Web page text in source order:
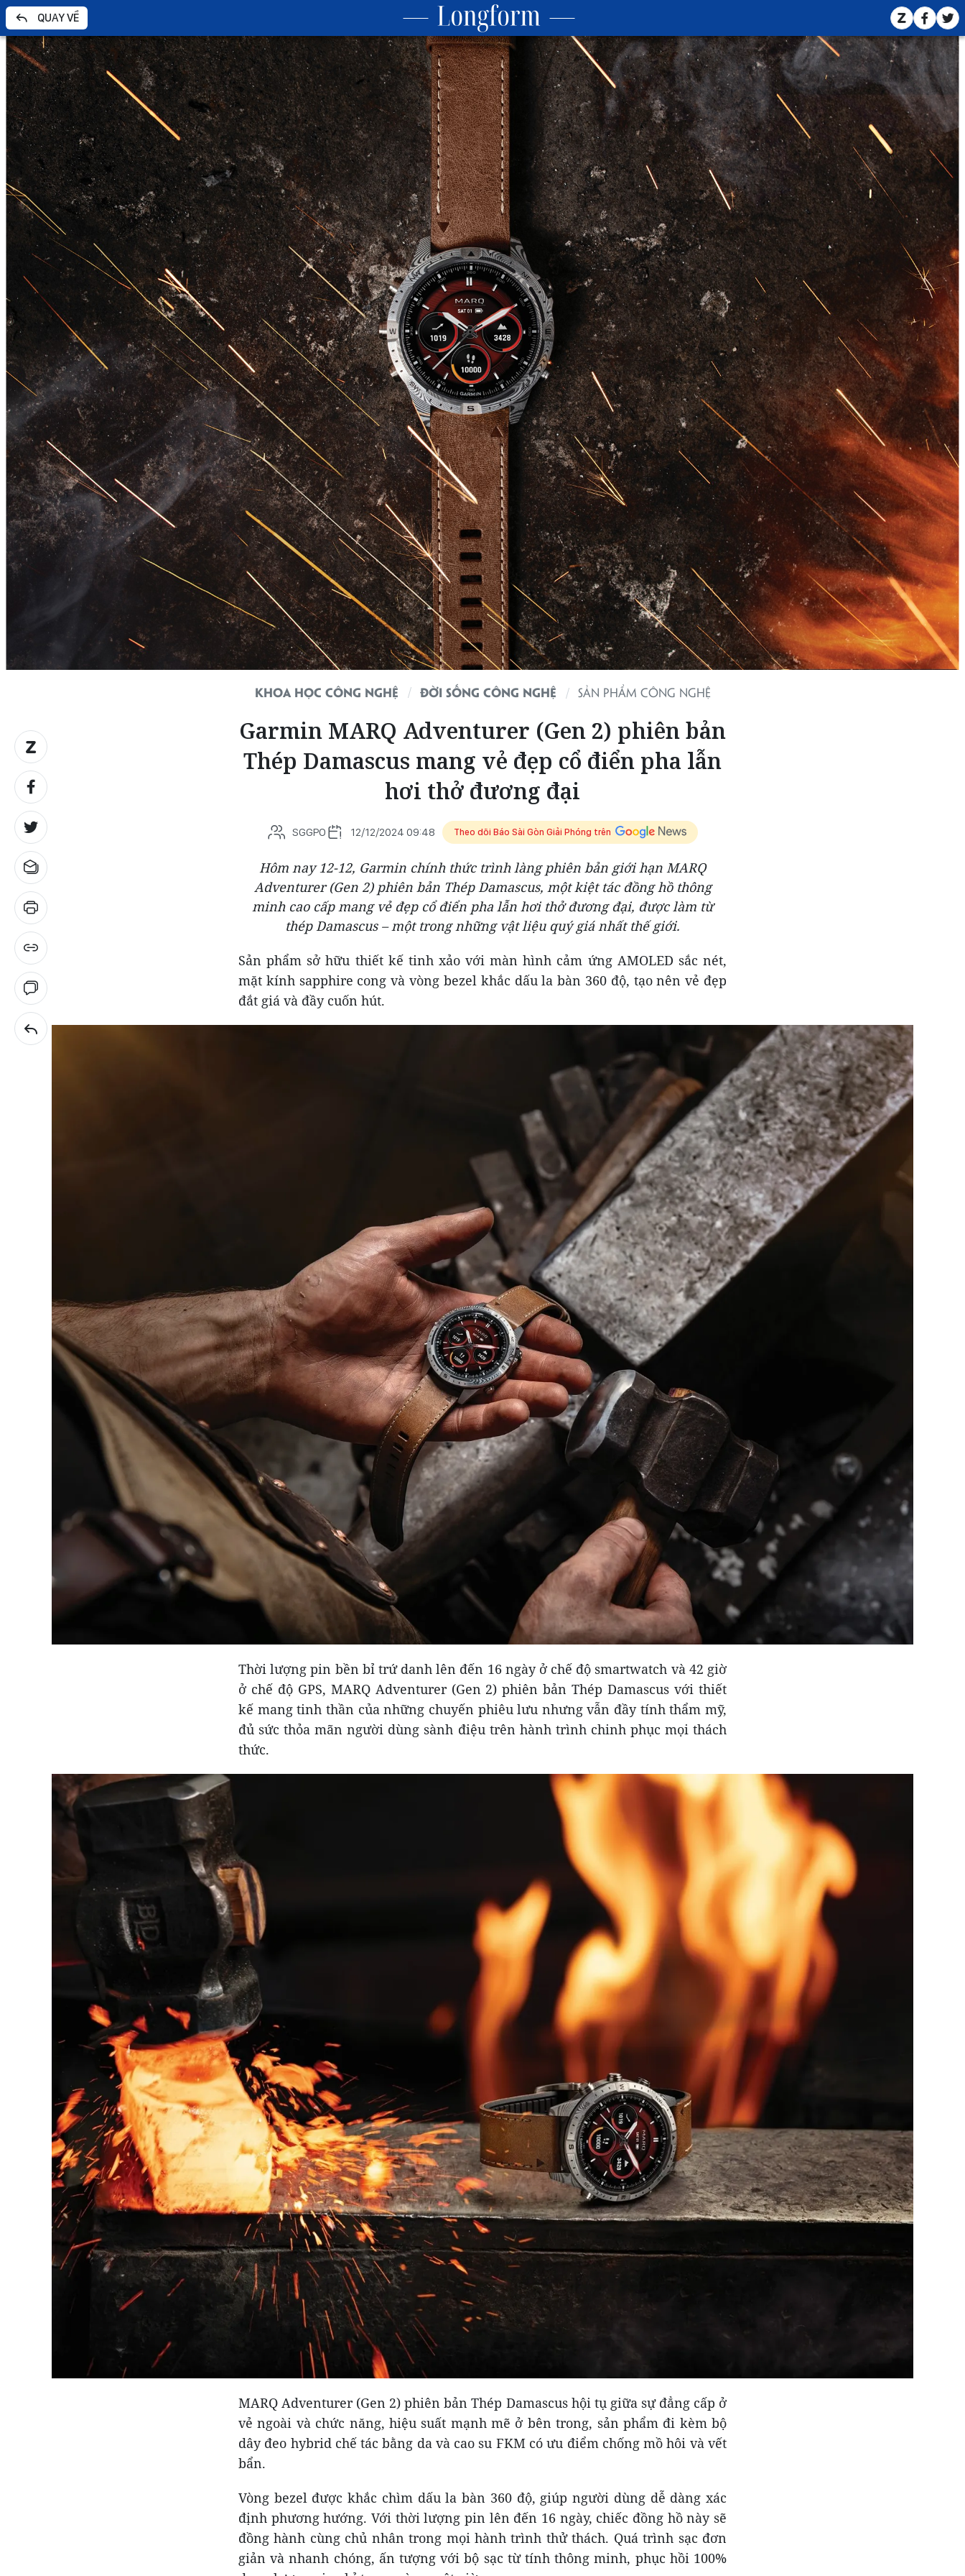
QUAY VỀ
KHOA HỌC CÔNG NGHỆ ĐỜI SỐNG CÔNG NGHỆ SẢN PHẨM CÔNG NGHỆ
Garmin MARQ Adventurer (Gen 2) phiên bản
Thép Damascus mang vẻ đẹp cổ điển pha lẫn
hơi thở đương đại
SGGPO 12/12/2024 09:48 Theo dõi Báo Sài Gòn Giải Phóng trên
Hôm nay 12-12, Garmin chính thức trình làng phiên bản giới hạn MARQ
Adventurer (Gen 2) phiên bản Thép Damascus, một kiệt tác đồng hồ thông
minh cao cấp mang vẻ đẹp cổ điển pha lẫn hơi thở đương đại, được làm từ
thép Damascus – một trong những vật liệu quý giá nhất thế giới.
Sản phẩm sở hữu thiết kế tinh xảo với màn hình cảm ứng AMOLED sắc nét,
mặt kính sapphire cong và vòng bezel khắc dấu la bàn 360 độ, tạo nên vẻ đẹp
đắt giá và đầy cuốn hút.
Thời lượng pin bền bỉ trứ danh lên đến 16 ngày ở chế độ smartwatch và 42 giờ
ở chế độ GPS, MARQ Adventurer (Gen 2) phiên bản Thép Damascus với thiết
kế mang tinh thần của những chuyến phiêu lưu nhưng vẫn đầy tính thẩm mỹ,
đủ sức thỏa mãn người dùng sành điệu trên hành trình chinh phục mọi thách
thức.
MARQ Adventurer (Gen 2) phiên bản Thép Damascus hội tụ giữa sự đẳng cấp ở
vẻ ngoài và chức năng, hiệu suất mạnh mẽ ở bên trong, sản phẩm đi kèm bộ
dây đeo hybrid chế tác bằng da và cao su FKM có ưu điểm chống mồ hôi và vết
bẩn.
Vòng bezel được khắc chìm dấu la bàn 360 độ, giúp người dùng dễ dàng xác
định phương hướng. Với thời lượng pin lên đến 16 ngày, chiếc đồng hồ này sẽ
đồng hành cùng chủ nhân trong mọi hành trình thử thách. Quá trình sạc đơn
giản và nhanh chóng, ấn tượng với bộ sạc từ tính thông minh, phục hồi 100%